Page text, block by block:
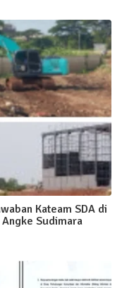
Kateam SDA di
Sudimara